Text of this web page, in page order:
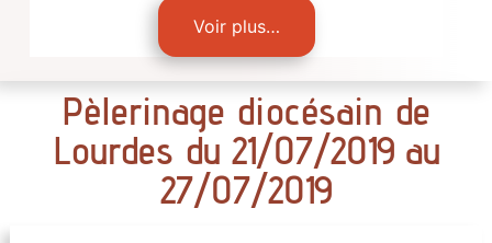
Voir plus…
Pèlerinage diocésain de
Lourdes du 21/07/2019 au
27/07/2019